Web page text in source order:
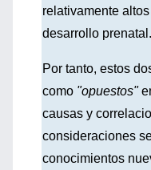
relativamente
desarrollo prenatal.
Por tanto, estos
como "opuestos"
causas y
consideraciones
conocimientos